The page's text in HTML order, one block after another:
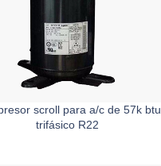
scroll para a/c de 57k btu
trifásico R22